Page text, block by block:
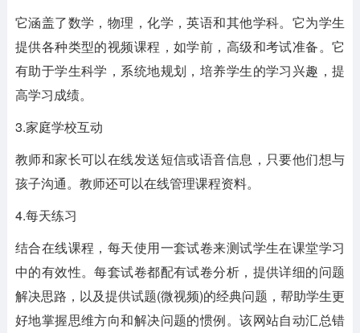
它涵盖了数学，物理，化学，英语和其他学科。它为学生
提供各种类型的视频课程，如学前，高级和考试准备。它
有助于学生科学，系统地规划，培养学生的学习兴趣，提
高学习成绩。
3.家庭学校互动
教师和家长可以在线发送短信或语音信息，只要他们想与
孩子沟通。教师还可以在线管理课程资料。
4.每天练习
结合在线课程，每天使用一套试卷来测试学生在课堂学习
中的有效性。每套试卷都配有试卷分析，提供详细的问题
解决思路，以及提供试题(微视频)的经典问题，帮助学生更
好地掌握思维方向和解决问题的惯例。该网站自动汇总错